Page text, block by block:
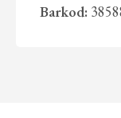
Barkod: